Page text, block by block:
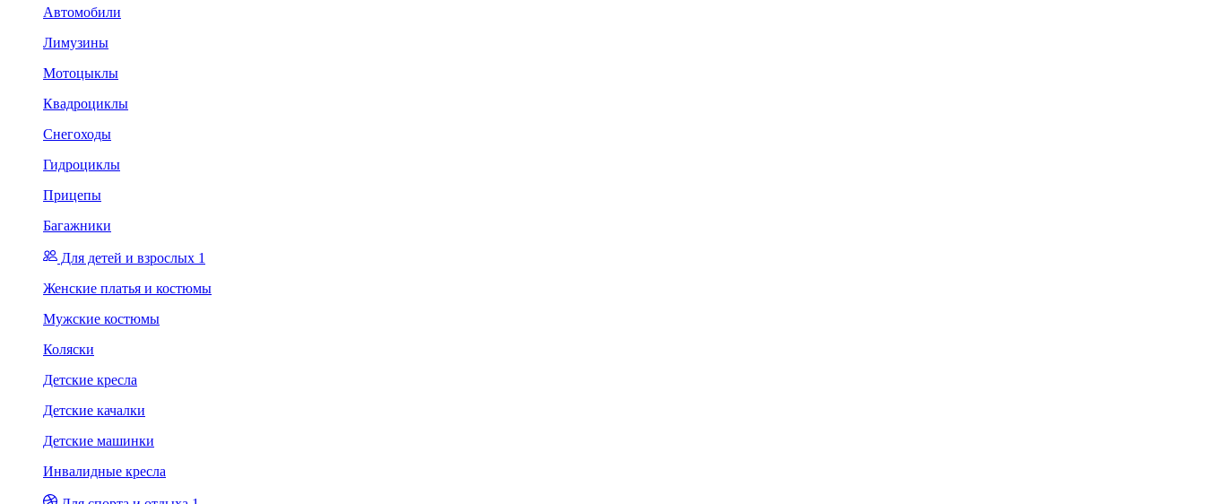
Автомобили
Лимузины
Мотоцыклы
Квадроциклы
Снегоходы
Гидроциклы
Прицепы
Багажники
Для детей и взрослых 1
Женские платья и костюмы
Мужские костюмы
Коляски
Детские кресла
Детские качалки
Детские машинки
Инвалидные кресла